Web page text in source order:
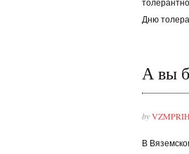
Дню
А вы
by
В